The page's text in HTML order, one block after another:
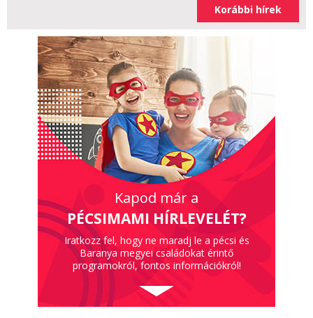
Korábbi hírek
Kapod már a
PÉCSIMAMI HÍRLEVELÉT?
Iratkozz fel, hogy ne maradj le a pécsi és
Baranya megyei családokat érintő
programokról, fontos információkról!